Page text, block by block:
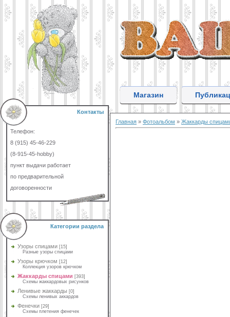
Контакты
Телефон:
8 (915) 45-46-229
(8-915-45-hobby)
пункт выдачи работает
по предварительной
договоренности
Категории раздела
Узоры спицами [15]
Разные узоры спицами
Узоры крючком [12]
Коллекция узоров крючком
Жаккарды спицами [393]
Схемы жаккардовых рисунков
Ленивые жаккарды [0]
Схемы ленивых аккардов
Фенечки [29]
Схемы плетения фенечек
Магазин
Главная » Фотоальбом » Жаккарды